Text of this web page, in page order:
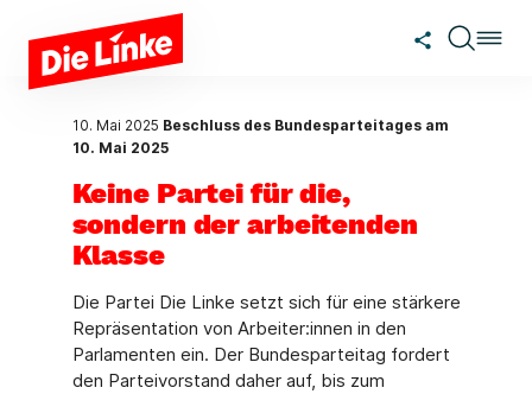
Zum Hauptinhalt springen
10. Mai 2025 Beschluss des Bundesparteitages am
10. Mai 2025
Keine Partei für die,
sondern der arbeitenden
Klasse
Die Partei Die Linke setzt sich für eine stärkere
Repräsentation von Arbeiter:innen in den
Parlamenten ein. Der Bundesparteitag fordert
den Parteivorstand daher auf, bis zum